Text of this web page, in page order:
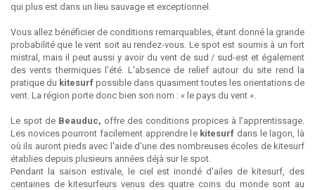
qui plus est dans un lieu sauvage et exceptionnel.
Vous allez bénéficier de conditions remarquables, étant donné la grande
probabilité que le vent soit au rendez-vous. Le spot est soumis à un fort
mistral, mais il peut aussi y avoir du vent de sud / sud-est et également
des vents thermiques l’été. L'absence de relief autour du site rend la
pratique du kitesurf possible dans quasiment toutes les orientations de
vent. La région porte donc bien son nom : « le pays du vent ».
Le spot de Beauduc, offre des conditions propices à l’apprentissage.
Les novices pourront facilement apprendre le kitesurf dans le lagon, là
où ils auront pieds avec l'aide d'une des nombreuses écoles de kitesurf
établies depuis plusieurs années déjà sur le spot.
Pendant la saison estivale, le ciel est inondé d'ailes de kitesurf, des
centaines de kitesurfeurs venus des quatre coins du monde sont au